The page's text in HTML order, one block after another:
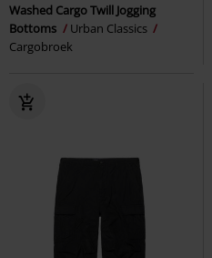
Washed Cargo Twill Jogging
Bottoms
Urban Classics
Cargobroek